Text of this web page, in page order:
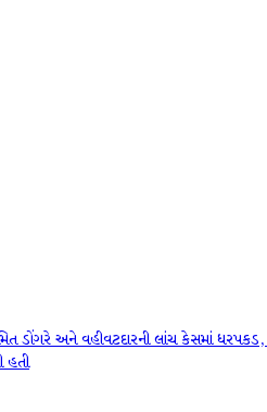
ડોંગરે અને વહીવટદારની લાંચ કેસમાં ધરપકડ,